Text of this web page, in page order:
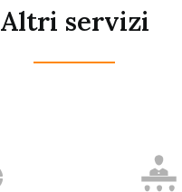
Altri servizi